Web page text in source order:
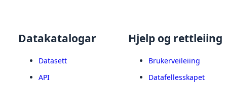
Datakatalogar
Datasett
API
Hjelp og rettleiing
Brukerveileiing
Datafellesskapet